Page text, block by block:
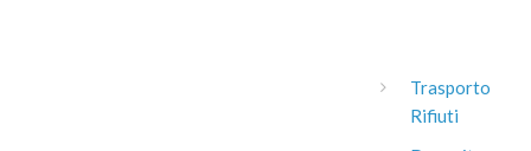
Trasporto
Rifiuti